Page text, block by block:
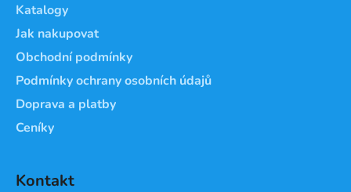
Katalogy
Jak nakupovat
Obchodní podmínky
Podmínky ochrany osobních údajů
Doprava a platby
Ceníky
Kontakt